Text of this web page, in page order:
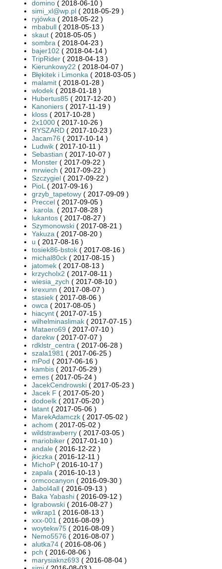
domino ( 2018-06-10 )
simi_xl@wp.pl ( 2018-05-29 )
ryjówka ( 2018-05-22 )
mbabull ( 2018-05-13 )
skaut ( 2018-05-05 )
sombra ( 2018-04-23 )
bajer102 ( 2018-04-14 )
TripRider ( 2018-04-13 )
Kierunkowy22 ( 2018-04-07 )
Błękitek i Limonka ( 2018-03-05 )
malamit ( 2018-01-28 )
wlodek ( 2018-01-18 )
Hubertus85 ( 2017-12-20 )
Kanoniers ( 2017-11-19 )
kloss ( 2017-10-28 )
2x1000 ( 2017-10-26 )
RYSZARD ( 2017-10-23 )
Jacam76 ( 2017-10-14 )
Ludwik ( 2017-10-11 )
Sebastian ( 2017-10-07 )
Monster ( 2017-09-22 )
mrwiech ( 2017-09-22 )
Szczygiel ( 2017-09-22 )
PioL ( 2017-09-16 )
grzyb_tapetowy ( 2017-09-09 )
Preccel ( 2017-09-05 )
.karola. ( 2017-08-28 )
lukantos ( 2017-08-27 )
Szymonowski ( 2017-08-21 )
Yakuza ( 2017-08-20 )
u ( 2017-08-16 )
tosiek86-bstok ( 2017-08-16 )
michal80ck ( 2017-08-15 )
jatomek ( 2017-08-13 )
krzycholx2 ( 2017-08-11 )
wiesia_zych ( 2017-08-10 )
krexunn ( 2017-08-07 )
stasiek ( 2017-08-06 )
owca ( 2017-08-05 )
hiacynt ( 2017-07-15 )
wilhelminaslimak ( 2017-07-15 )
Mataero69 ( 2017-07-10 )
darekw ( 2017-07-07 )
rdklstr_centra ( 2017-06-28 )
szala1981 ( 2017-06-25 )
mPod ( 2017-06-16 )
kambis ( 2017-05-29 )
emes ( 2017-05-24 )
JacekCendrowski ( 2017-05-23 )
Jacek F ( 2017-05-20 )
dodoelk ( 2017-05-20 )
latant ( 2017-05-06 )
MarekAdamczk ( 2017-05-02 )
achom ( 2017-05-02 )
wildstrawberry ( 2017-03-05 )
mariobiker ( 2017-01-10 )
andale ( 2016-12-22 )
jkiczka ( 2016-12-11 )
MichoP ( 2016-10-17 )
zapala ( 2016-10-13 )
ormcocanyon ( 2016-09-30 )
Jabol4all ( 2016-09-13 )
Baka Yabashi ( 2016-09-12 )
lgrabowski ( 2016-08-27 )
wikrap1 ( 2016-08-13 )
xxx-001 ( 2016-08-09 )
woytekw75 ( 2016-08-09 )
Nemo5576 ( 2016-08-07 )
alutka74 ( 2016-08-06 )
pch ( 2016-08-06 )
marysiaknz693 ( 2016-08-04 )